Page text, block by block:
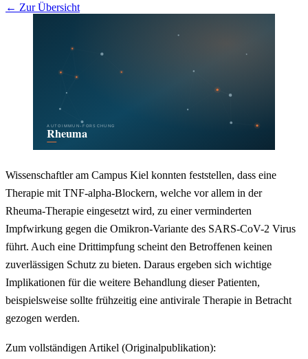
← Zur Übersicht
Wissenschaftler am Campus Kiel konnten feststellen, dass eine
Therapie mit TNF-alpha-Blockern, welche vor allem in der
Rheuma-Therapie eingesetzt wird, zu einer verminderten
Impfwirkung gegen die Omikron-Variante des SARS-CoV-2 Virus
führt. Auch eine Drittimpfung scheint den Betroffenen keinen
zuverlässigen Schutz zu bieten. Daraus ergeben sich wichtige
Implikationen für die weitere Behandlung dieser Patienten,
beispielsweise sollte frühzeitig eine antivirale Therapie in Betracht
gezogen werden.
Zum vollständigen Artikel (Originalpublikation):